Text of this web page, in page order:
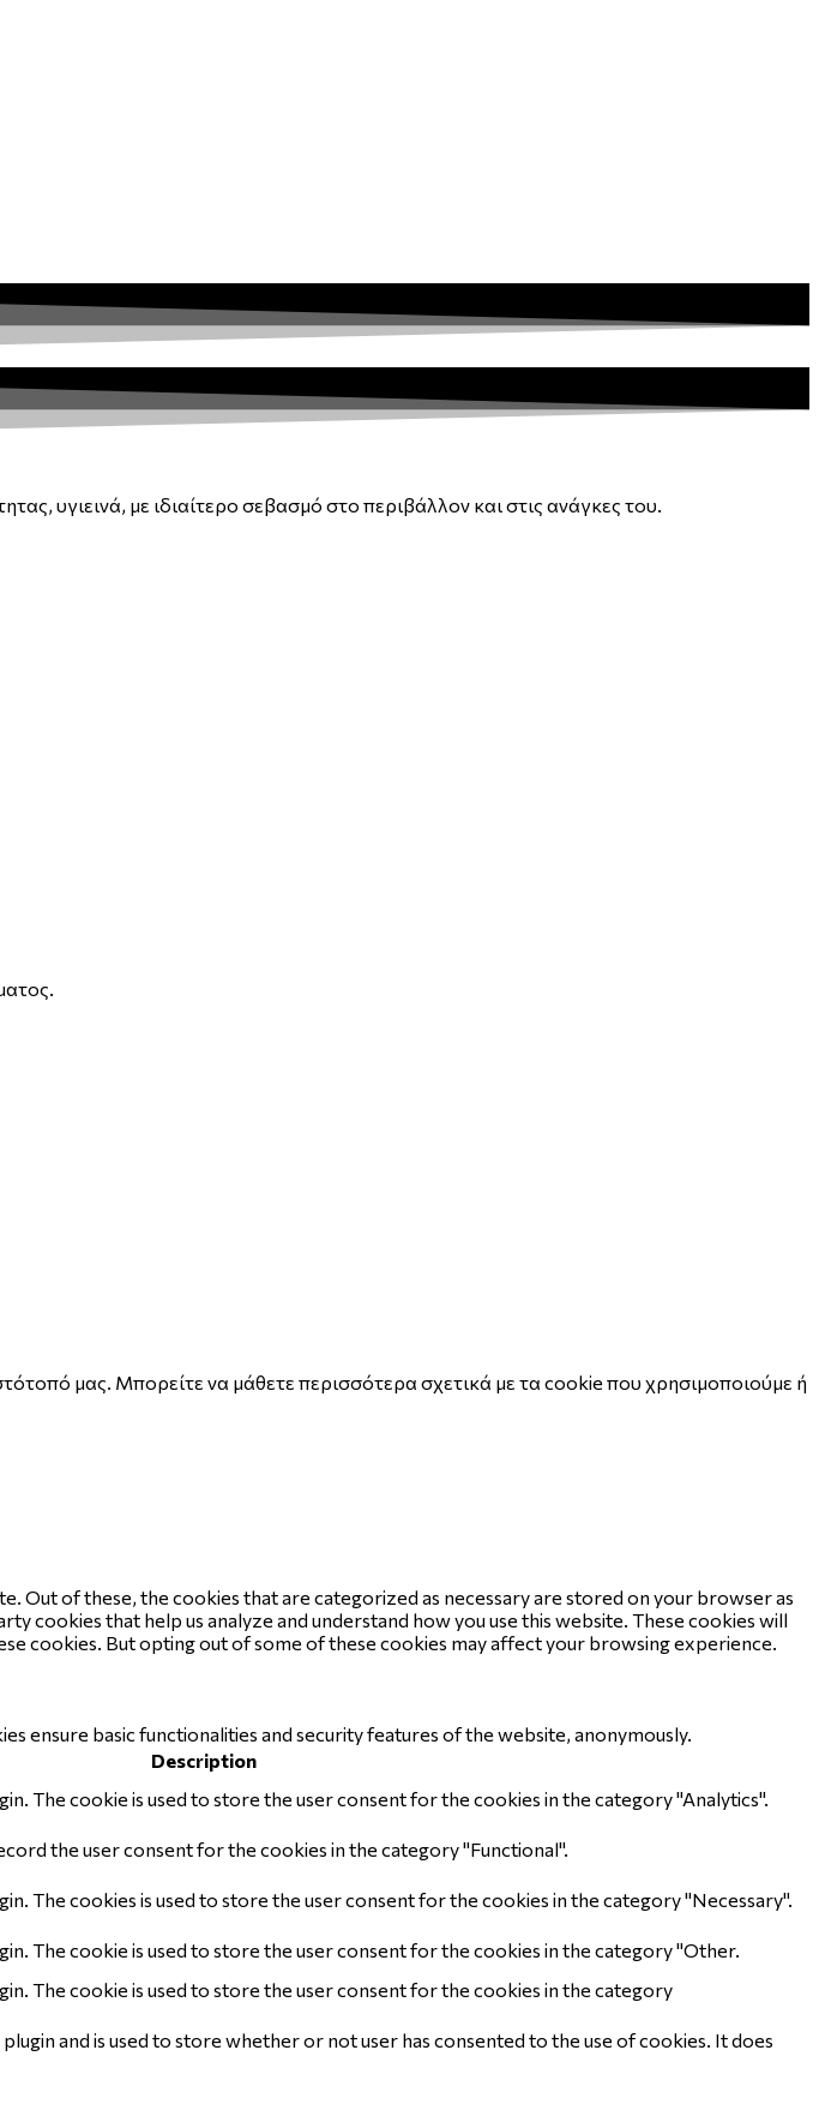
υγιεινά, με ιδιαίτερο σεβασμό στο περιβάλλον και στις ανάγκες του.
μας. Μπορείτε να μάθετε περισσότερα σχετικά με τα cookie που χρησιμοποιούμε ή
Out of these, the cookies that are categorized as necessary are stored on your browser as
cookies that help us analyze and understand how you use this website. These cookies will
cookies. But opting out of some of these cookies may affect your browsing experience.
ensure basic functionalities and security features of the website, anonymously.
Description
The cookie is used to store the user consent for the cookies in the category "Analytics".
the user consent for the cookies in the category "Functional".
The cookies is used to store the user consent for the cookies in the category "Necessary".
The cookie is used to store the user consent for the cookies in the category "Other.
The cookie is used to store the user consent for the cookies in the category
and is used to store whether or not user has consented to the use of cookies. It does